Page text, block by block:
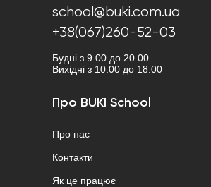
school@buki.com.ua
+38(067)260-52-03
Будні з 9.00 до 20.00
Вихідні з 10.00 до 18.00
Про BUKI School
Про нас
Контакти
Як це працює